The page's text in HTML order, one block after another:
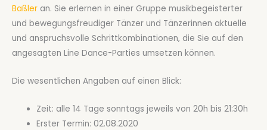
Baßler an. Sie erlernen in einer Gruppe musikbegeisterter
und bewegungsfreudiger Tänzer und Tänzerinnen aktuelle
und anspruchsvolle Schrittkombinationen, die Sie auf den
angesagten Line Dance-Parties umsetzen können.
Die wesentlichen Angaben auf einen Blick:
Zeit: alle 14 Tage sonntags jeweils von 20h bis 21:30h
Erster Termin: 02.08.2020